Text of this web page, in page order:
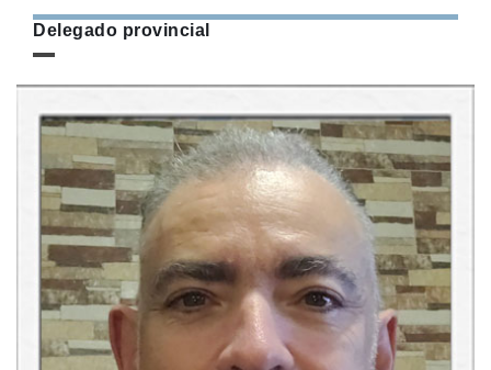
Delegado provincial